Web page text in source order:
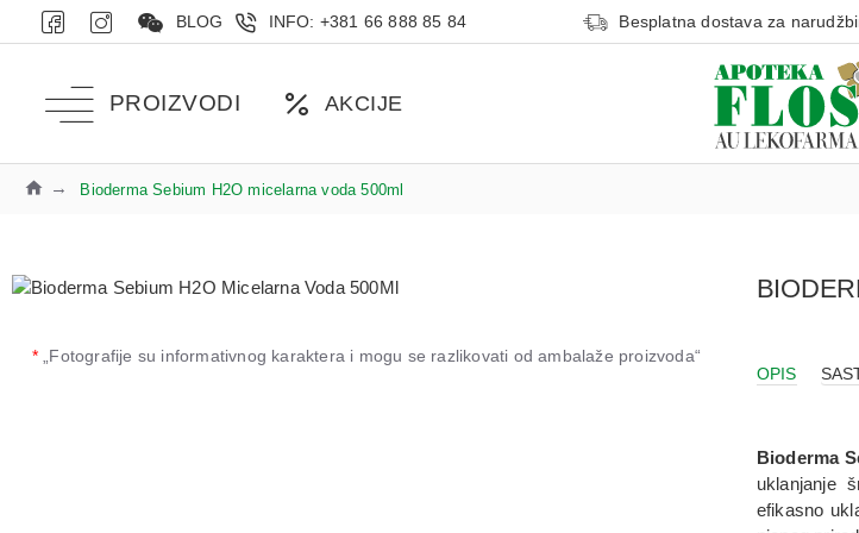
BLOG INFO: +381 66 888 85 84 Besplatna dostava za
PROIZVODI AKCIJE
Bioderma Sebium H2O micelarna voda 500ml
*„Fotografije su informativnog karaktera i mogu se razlikovati od ambalaže proizvoda“
OPIS
Bioderma
uklanjanje
efikasno